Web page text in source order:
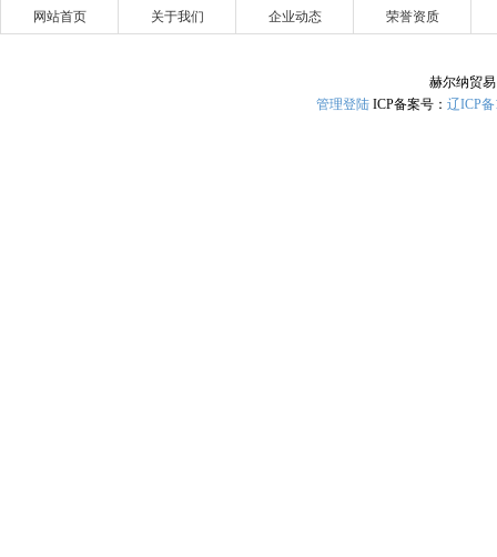
网站首页 关于我们 企业动态 荣誉资质
赫尔纳贸
管理登陆ICP备案号： 辽ICP备